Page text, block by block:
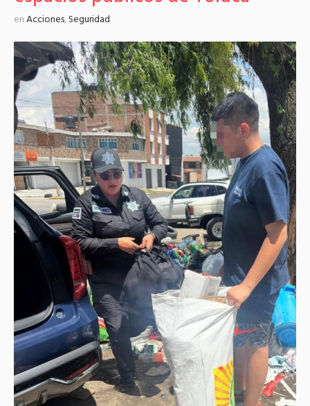
enAcciones,Seguridad